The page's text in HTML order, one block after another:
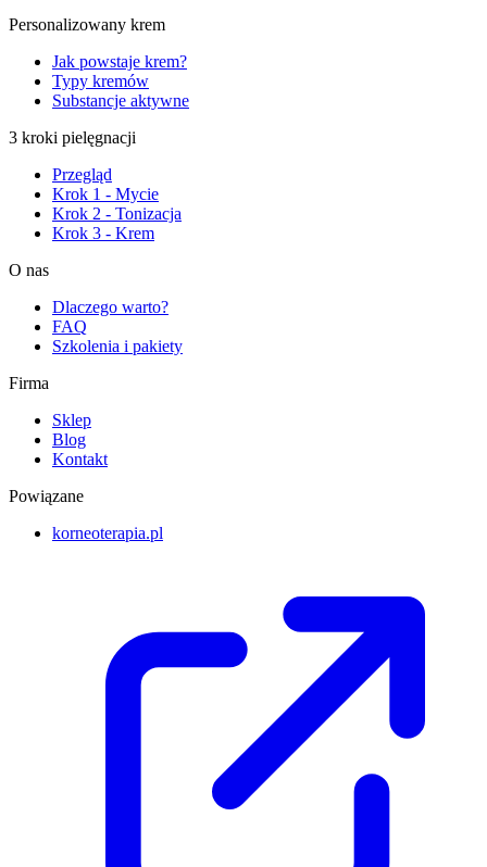
Personalizowany krem
Jak powstaje krem?
Typy kremów
Substancje aktywne
3 kroki pielęgnacji
Przegląd
Krok 1 - Mycie
Krok 2 - Tonizacja
Krok 3 - Krem
O nas
Dlaczego warto?
FAQ
Szkolenia i pakiety
Firma
Sklep
Blog
Kontakt
Powiązane
korneoterapia.pl